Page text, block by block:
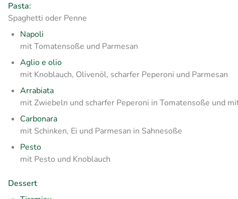
Pasta:
Spaghetti oder Penne
Napoli
mit Tomatensoße und Parmesan
Aglio e olio
mit Knoblauch, Olivenöl, scharfer Peperoni und Parmesan
Arrabiata
mit Zwiebeln und scharfer Peperoni in Tomatensoße und
Carbonara
mit Schinken, Ei und Parmesan in Sahnesoße
Pesto
mit Pesto und Knoblauch
Dessert